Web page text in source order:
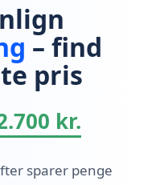
– find
pris
kr.
sparer penge